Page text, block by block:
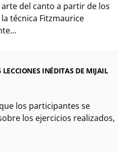
del canto a partir de los
técnica Fitzmaurice
INÉDITAS DE MIJAIL
los participantes se
los ejercicios realizados,